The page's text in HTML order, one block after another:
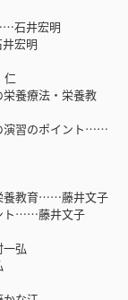
井宏明
宏明
療法・栄養教
習のポイント……
教育……藤井文子
……藤井文子
弘